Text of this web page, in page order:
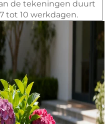
de tekeningen duurt
tot 10 werkdagen.